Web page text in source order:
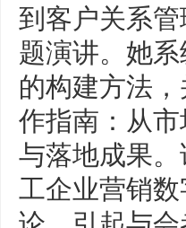
到客户关系
题演讲。她
的构建方法
作指南：从
与落地成果
工企业营销